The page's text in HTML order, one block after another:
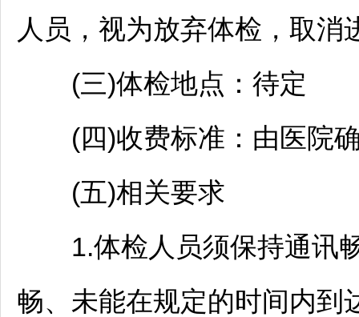
人员，视为放弃体检，取消
(三)体检地点：待定
(四)收费标准：由医院确
(五)相关要求
1.体检人员须保持通讯畅
畅、未能在规定的时间内到